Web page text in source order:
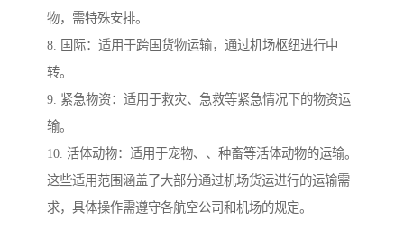
物，需特殊安排。
8. 国际：适用于跨国货物运输，通过机场枢纽进行中
转。
9. 紧急物资：适用于救灾、急救等紧急情况下的物资运
输。
10. 活体动物：适用于宠物、、种畜等活体动物的运输。
这些适用范围涵盖了大部分通过机场货运进行的运输需
求，具体操作需遵守各航空公司和机场的规定。